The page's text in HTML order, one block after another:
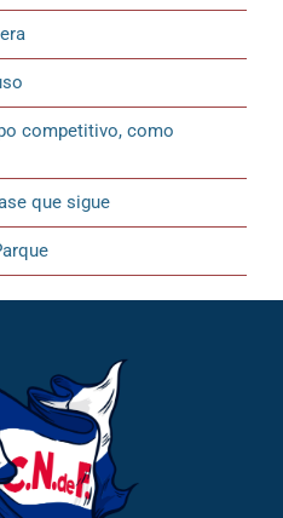
competitivo, como
que sigue